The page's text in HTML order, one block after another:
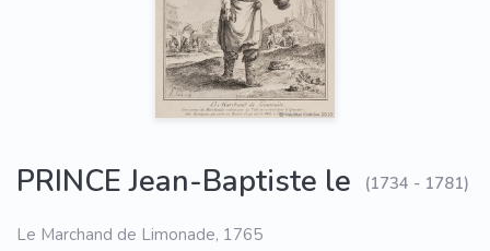
PRINCE Jean-Baptiste le (1734 - 1781)
Le Marchand de Limonade, 1765